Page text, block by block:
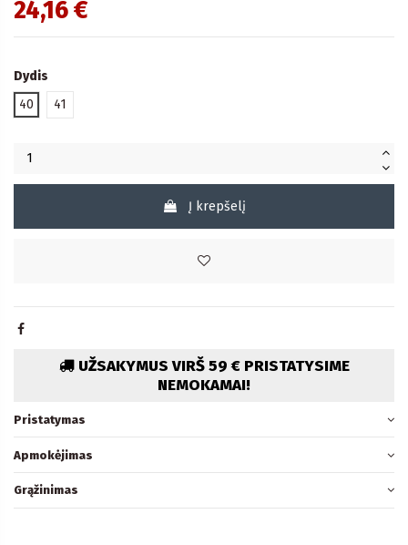
24,16 €
Dydis
40
41
Į krepšelį
UŽSAKYMUS VIRŠ 59 € PRISTATYSIME
NEMOKAMAI!
Pristatymas
Apmokėjimas
Grąžinimas